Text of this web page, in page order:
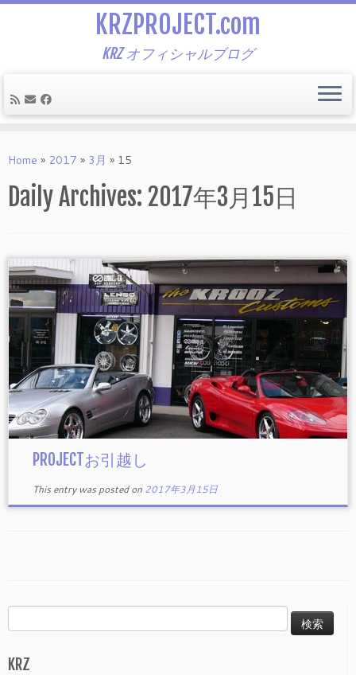
to
KRZPROJECT.com
KRZ オフィシャルブログ
Home » 2017 » 3月 » 15
Daily Archives: 2017年3月15日
PROJECTお引越し
This entry was posted on 2017年3月15日
索:
KRZ